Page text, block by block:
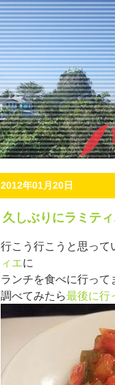
2012年01月20日
久しぶりにラミテ
行こう行こうと思って
ィエに
ランチを食べに行って
調べてみたら最後に行